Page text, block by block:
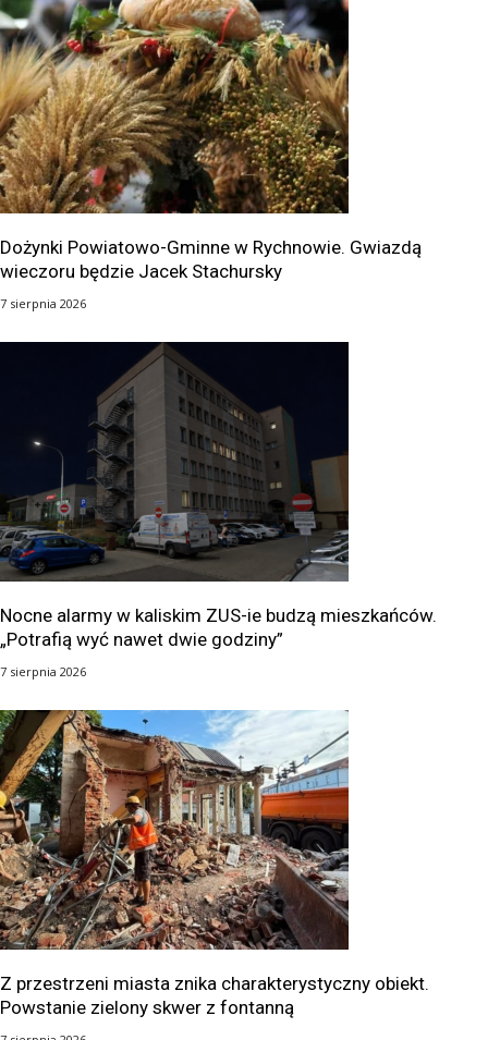
Dożynki Powiatowo-Gminne w Rychnowie. Gwiazdą
wieczoru będzie Jacek Stachursky
7 sierpnia 2026
Nocne alarmy w kaliskim ZUS-ie budzą mieszkańców.
„Potrafią wyć nawet dwie godziny”
7 sierpnia 2026
Z przestrzeni miasta znika charakterystyczny obiekt.
Powstanie zielony skwer z fontanną